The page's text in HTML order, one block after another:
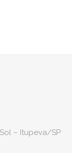
– Itupeva/SP